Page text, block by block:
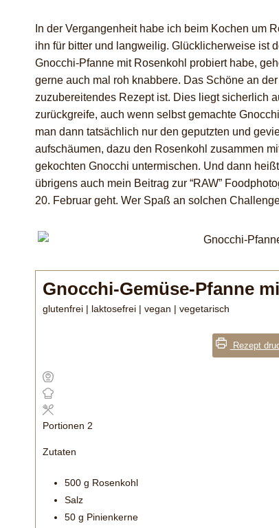
In der Vergangenheit habe ich beim Kochen um
ihn für bitter und langweilig. Glücklicherweise ist
Gnocchi-Pfanne mit Rosenkohl probiert habe,
gerne auch mal roh knabbere. Das Schöne an
zuzubereitendes Rezept ist. Dies liegt sicherlich
zurückgreife, auch wenn selbst gemachte
man dann tatsächlich nur den geputzten und
aufschäumen, dazu den Rosenkohl zusammen
gekochten Gnocchi untermischen. Und dann
übrigens auch mein Beitrag zur “RAW”
20. Februar geht. Wer Spaß an solchen
Gnocchi-Gemüse-Pfanne
glutenfrei | laktosefrei | vegan | vegetarisch
Rezept
Portionen 2
Zutaten
500 g Rosenkohl
Salz
50 g Pinienkerne